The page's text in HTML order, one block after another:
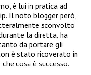
è lui in pratica ad
Il noto blogger però,
sconvolto
la diretta, ha
da portare gli
è stato ricoverato in
cosa è successo.